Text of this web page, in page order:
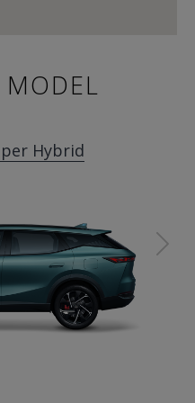
MODEL
Hybrid